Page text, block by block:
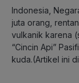
Indonesia,
juta orang,
vulkanik karena
“Cincin Api”
kuda.(Artikel ini